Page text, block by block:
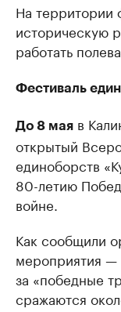
На территории
историческую
работать
Фестиваль
До 8 мая в
открытый
единоборств
80-летию
войне.
Как сообщили
мероприятия —
за «победные
сражаются